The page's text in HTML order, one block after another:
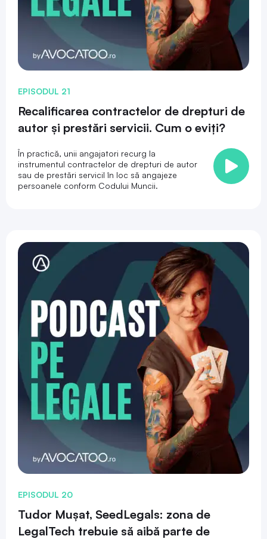
EPISODUL 21
Recalificarea contractelor de drepturi de
autor și prestări servicii. Cum o eviți?
În practică, unii angajatori recurg la
instrumentul contractelor de drepturi de autor
sau de prestări serviciI în loc să angajeze
persoanele conform Codului Muncii.
EPISODUL 20
Tudor Mușat, SeedLegals: zona de
LegalTech trebuie să aibă parte de